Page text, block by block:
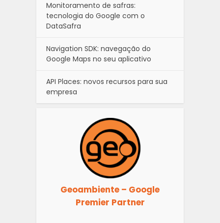
Monitoramento de safras:
tecnologia do Google com o
DataSafra
Navigation SDK: navegação do
Google Maps no seu aplicativo
API Places: novos recursos para sua
empresa
Geoambiente – Google
Premier Partner